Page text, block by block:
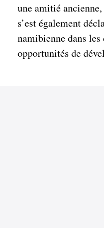
une amitié
s’est également
namibienne dans
opportunités de